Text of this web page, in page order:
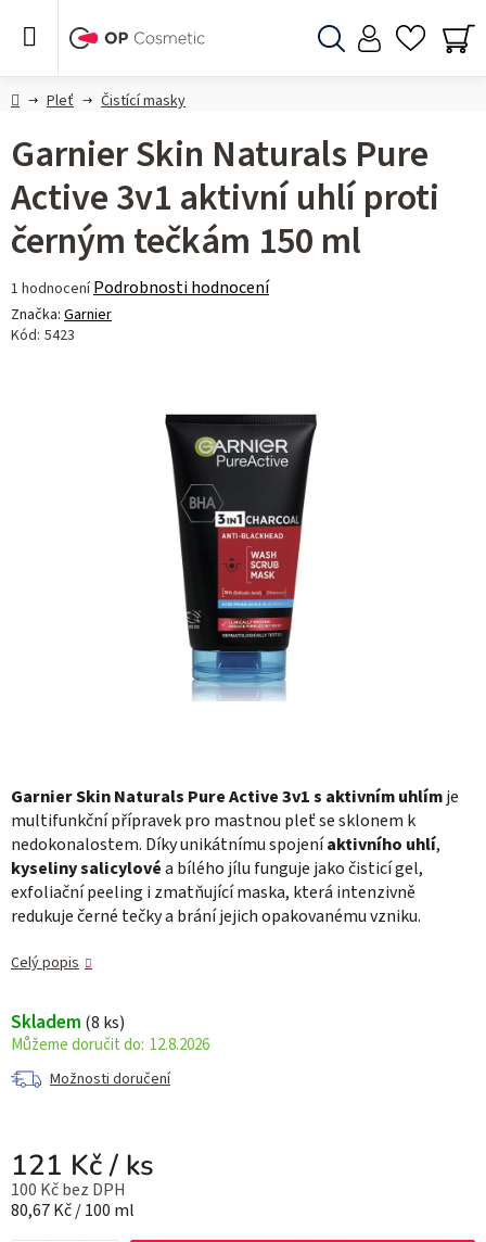
DomůPleť Čistící masky
Garnier Skin Naturals Pure Active 3v1 s aktivním uhlímje
multifunkční přípravek pro mastnou pleť se sklonem k
nedokonalostem. Díky unikátnímu spojeníaktivního uhlí,
kyseliny salicylovéa bílého jílu funguje jako čisticí gel,
exfoliační peeling i zmatňující maska, která intenzivně
redukuje černé tečky a brání jejich opakovanému vzniku.
Celý popis
Skladem (8 ks)
12.8.2026
Možnosti doručení
121 Kč/ ks
100 Kč bez DPH
Měrná cena:
80,67 Kč / 100 ml
Garnier Skin Naturals Pure
Active 3v1 aktivní uhlí proti
černým tečkám 150 ml
Průměrné
hodnocení
produktu
1 hodnocení Podrobnosti hodnocení
Značka: Garnier
Kód: 5423